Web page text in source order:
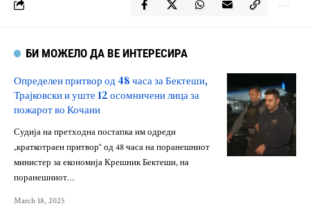
БИ МОЖЕЛО ДА ВЕ ИНТЕРЕСИРА
Определен притвор од 48 часа за Бектеши,
Трајковски и уште 12 осомничени лица за
пожарот во Кочани
Судија на претходна постапка им одреди
„краткотраен притвор“ од 48 часа на поранешниот
министер за економија Крешник Бектеши, на
поранешниот…
March 18, 2025